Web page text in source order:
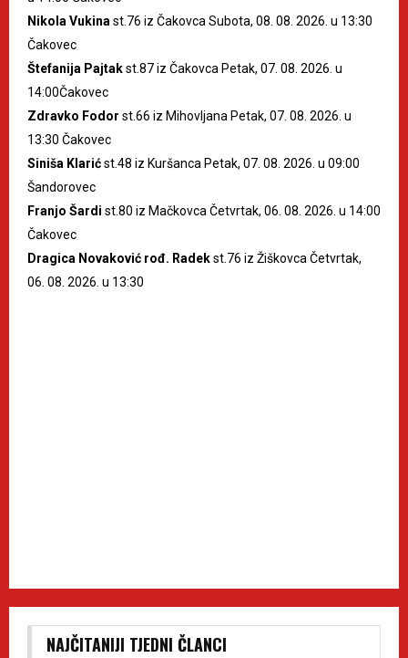
Nikola Vukinast.76 iz Čakovca Subota, 08. 08. 2026. u 13:30
Čakovec
Štefanija Pajtakst.87 iz Čakovca Petak, 07. 08. 2026. u
14:00Čakovec
Zdravko Fodor st.66 iz Mihovljana Petak, 07. 08. 2026. u
13:30 Čakovec
Siniša Klarićst.48 iz Kuršanca Petak, 07. 08. 2026. u 09:00
Šandorovec
Franjo Šardi st.80 iz Mačkovca Četvrtak, 06. 08. 2026. u 14:00
Čakovec
Dragica Novaković rođ. Radekst.76 iz Žiškovca Četvrtak,
06. 08. 2026. u 13:30
NAJČITANIJI TJEDNI ČLANCI